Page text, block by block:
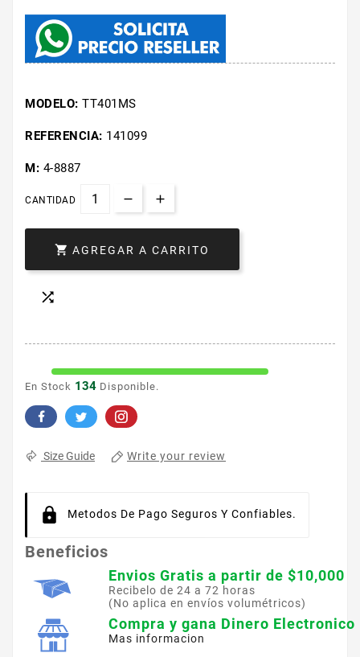
MODELO: TT401MS
REFERENCIA: 141099
M: 4-8887
CANTIDAD
 AGREGAR A CARRITO

En Stock 134 Disponible.
Size Guide Write your review
Metodos De Pago Seguros Y Confiables.
Beneficios
Envios Gratis a partir de $10,000
Recibelo de 24 a 72 horas
(No aplica en envíos volumétricos)
Compra y gana Dinero Electronico
Mas informacion